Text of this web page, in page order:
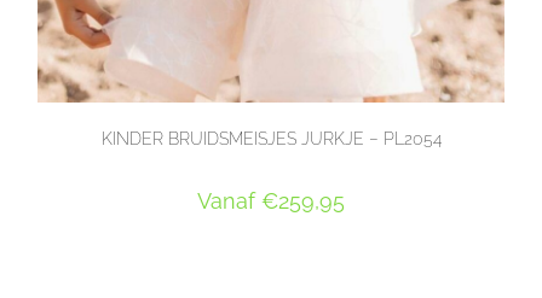
KINDER BRUIDSMEISJES JURKJE – PL2054
Vanaf€259,95